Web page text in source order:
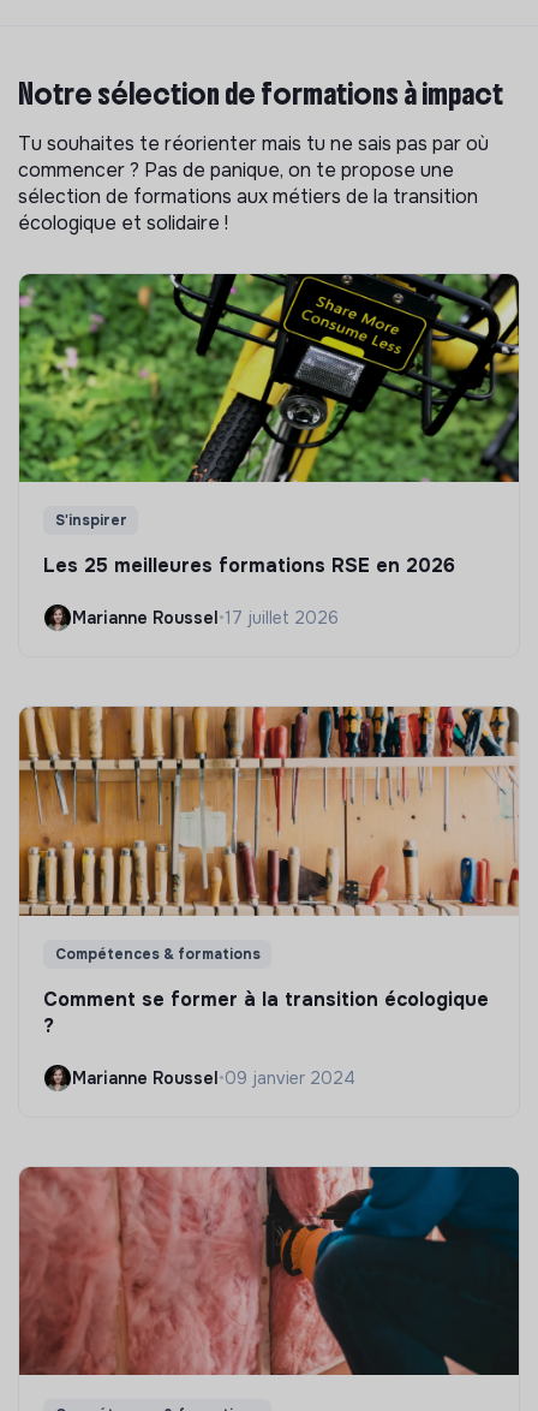
Notre sélection de formations à impact
Tu souhaites te réorienter mais tu ne sais pas par où
commencer ? Pas de panique, on te propose une
sélection de formations aux métiers de la transition
écologique et solidaire !
S'inspirer
Les 25 meilleures formations RSE en 2026
Marianne Roussel•17 juillet 2026
Compétences & formations
Comment se former à la transition écologique
?
Marianne Roussel•09 janvier 2024